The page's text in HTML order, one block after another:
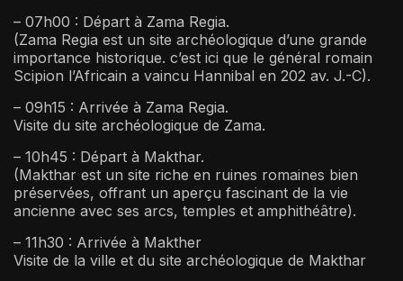
– 07h00 : Départ à Zama Regia.
(Zama Regia est un site archéologique d’une grande
importance historique. c’est ici que le général romain
Scipion l’Africain a vaincu Hannibal en 202 av. J.-C).
– 09h15 : Arrivée à Zama Regia.
Visite du site archéologique de Zama.
– 10h45 : Départ à Makthar.
(Makthar est un site riche en ruines romaines bien
préservées, offrant un aperçu fascinant de la vie
ancienne avec ses arcs, temples et amphithéâtre).
– 11h30 : Arrivée à Makther
Visite de la ville et du site archéologique de Makthar